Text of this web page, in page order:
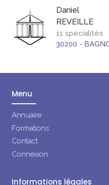
Daniel
REVEILLE
11 spécialités
30200 -
Menu
Annuaire
Formations
Contact
Connexion
Informations légales